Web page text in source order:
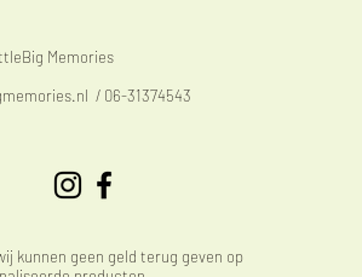
Memories
/ 06-31374543
kunnen geen geld terug geven op